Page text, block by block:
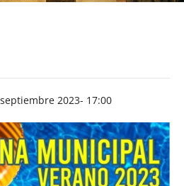
2023- 17:00